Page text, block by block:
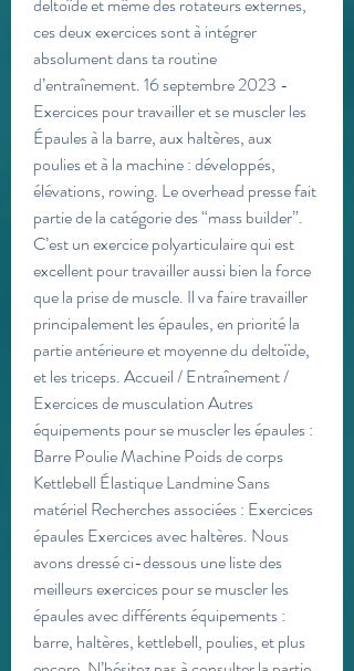
ces deux exercices sont à intégrer
absolument dans ta routine
d’entraînement. 16 septembre 2023 -
Exercices pour travailler et se muscler les
Épaules à la barre, aux haltères, aux
poulies et à la machine : développés,
élévations, rowing. Le overhead presse fait
partie de la catégorie des “mass builder”.
C’est un exercice polyarticulaire qui est
excellent pour travailler aussi bien la force
que la prise de muscle. Il va faire travailler
principalement les épaules, en priorité la
partie antérieure et moyenne du deltoïde,
et les triceps. Accueil / Entraînement /
Exercices de musculation Autres
équipements pour se muscler les épaules :
Barre Poulie Machine Poids de corps
Kettlebell Élastique Landmine Sans
matériel Recherches associées : Exercices
épaules Exercices avec haltères. Nous
avons dressé ci-dessous une liste des
meilleurs exercices pour se muscler les
épaules avec différents équipements :
barre, haltères, kettlebell, poulies, et plus